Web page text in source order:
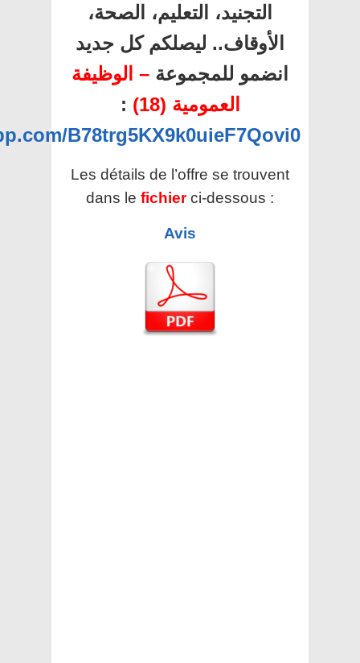
التجنيد، التعليم، الصحة،
الأوقاف.. ليصلكم كل جديد
انضمو للمجموعة – الوظيفة
العمومية (18)
:
B78trg5KX9k0uieF7Qovi0
Les détails de l’offre se trouvent
dans le fichier ci-dessous :
Avis